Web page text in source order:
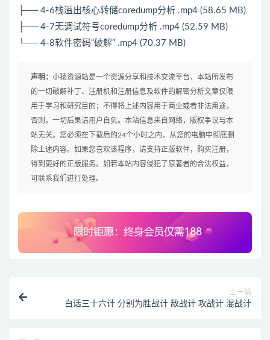
├── 4-6栈溢出核心转储coredump分析 .mp4 (58.65 MB)
├── 4-7无调试符号coredump分析 .mp4 (52.59 MB)
└── 4-8软件密码“破解” .mp4 (70.37 MB)
声明： 小猿资源站是一个资源分享和技术交流平台，本站所发布
的一切破解补丁、注册机和注册信息及软件的解密分析文章仅限
用于学习和研究目的；不得将上述内容用于商业或者非法用途，
否则，一切后果请用户自负。本站信息来自网络，版权争议与本
站无关。您必须在下载后的24个小时之内，从您的电脑中彻底删
除上述内容。如果您喜欢该程序，请支持正版软件，购买注册，
得到更好的正版服务。如若本站内容侵犯了原著者的合法权益，
可联系我们进行处理。
上一篇
白话三十六计 分别为胜战计 敌战计 攻战计 混战计